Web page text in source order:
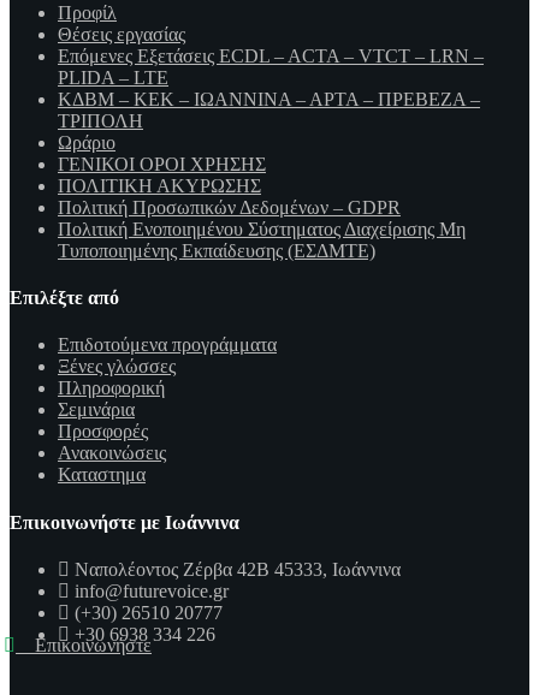
Προφίλ
Θέσεις εργασίας
Επόμενες Εξετάσεις ECDL – ACTA – VTCT – LRN –
PLIDA – LTE
ΚΔΒΜ – ΚΕΚ – ΙΩΑΝΝΙΝΑ – ΑΡΤΑ – ΠΡΕΒΕΖΑ –
ΤΡΙΠΟΛΗ
Ωράριο
ΓΕΝΙΚΟΙ ΟΡΟΙ ΧΡΗΣΗΣ
ΠΟΛΙΤΙΚΗ ΑΚΥΡΩΣΗΣ
Πολιτική Προσωπικών Δεδομένων – GDPR
Πολιτική Ενοποιημένου Σύστηματος Διαχείρισης Μη
Τυποποιημένης Εκπαίδευσης (ΕΣΔΜΤΕ)
Επιλέξτε από
Επιδοτούμενα προγράμματα
Ξένες γλώσσες
Πληροφορική
Σεμινάρια
Προσφορές
Ανακοινώσεις
Καταστημα
Επικοινωνήστε με Ιωάννινα
Ναπολέοντος Ζέρβα 42Β 45333, Ιωάννινα
info@futurevoice.gr
(+30) 26510 20777
+30 6938 334 226
Επικοινωνήστε